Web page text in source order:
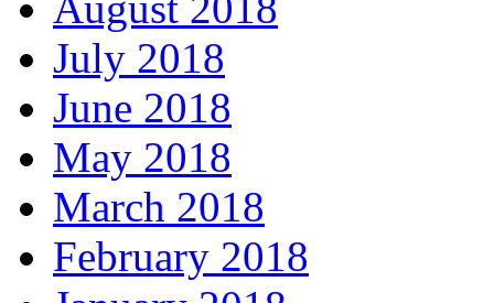
July 2018
June 2018
May 2018
March 2018
February 2018